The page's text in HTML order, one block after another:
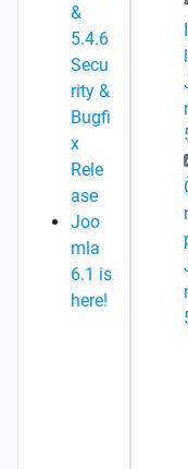
&
5.4.6
Secu
rity &
Bugfi
x
Rele
ase
Joo
mla
6.1 is
here!